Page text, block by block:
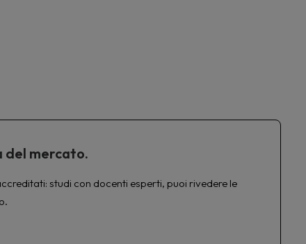
del mercato.
studi con docenti esperti, puoi rivedere le